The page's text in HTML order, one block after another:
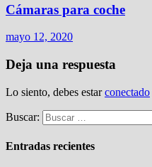
Cámaras para coche
mayo 12, 2020
Deja una respuesta
Lo siento, debes estarconectado
Buscar:
Entradas recientes